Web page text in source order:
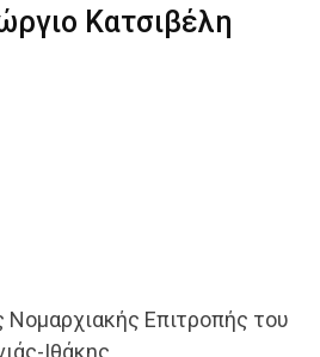
Κατσιβέλη
Επιτροπής του
Ιθάκης